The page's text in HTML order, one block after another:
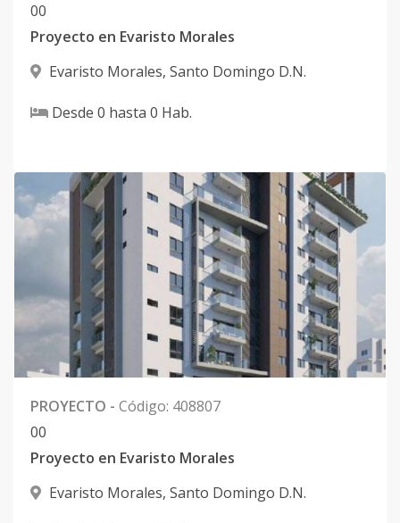
00
Proyecto en Evaristo Morales
Evaristo Morales, Santo Domingo D.N.
Desde 0 hasta 0 Hab.
PROYECTO - Código: 408807
00
Proyecto en Evaristo Morales
Evaristo Morales, Santo Domingo D.N.